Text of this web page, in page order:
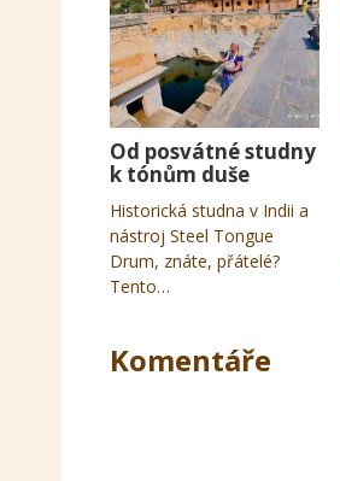
Od posvátné studny
k tónům duše
Historická studna v Indii a
nástroj Steel Tongue
Drum, znáte, přátelé?
Tento…
Komentáře